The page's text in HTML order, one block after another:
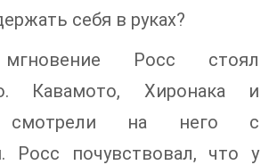
себя в руках?
Росс стоял
Кавамото, Хиронака и
смотрели на него с
Росс почувствовал, что у